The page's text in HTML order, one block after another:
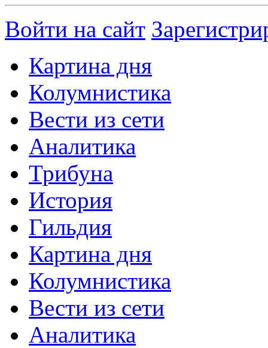
Войти на сайт
Картина дня
Колумнистика
Вести из сети
Аналитика
Трибуна
История
Гильдия
Картина дня
Колумнистика
Вести из сети
Аналитика